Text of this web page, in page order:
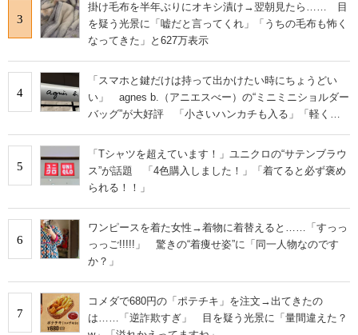
3
掛け毛布を半年ぶりにオキシ漬け→翌朝見たら…… 目
を疑う光景に「嘘だと言ってくれ」「うちの毛布も怖く
なってきた」と627万表示
4
「スマホと鍵だけは持って出かけたい時にちょうどい
い」 agnes b.（アニエスべー）の“ミニミニショルダー
バッグ”が大好評 「小さいハンカチも入る」「軽くて
5
「Tシャツを超えています！」ユニクロの“サテンブラウ
ス”が話題 「4色購入しました！」「着てると必ず褒め
られる！！」
6
ワンピースを着た女性→着物に着替えると……「すっっ
っっご!!!!!」 驚きの“着痩せ姿”に「同一人物なのです
か？」
7
コメダで680円の「ポテチキ」を注文→出てきたの
は……「逆詐欺すぎ」 目を疑う光景に「量間違えた？